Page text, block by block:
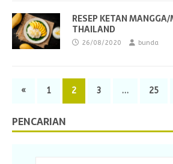
RESEP KETAN
THAILAND
26/08/2020 bunda
« 1 2 3 … 25
PENCARIAN